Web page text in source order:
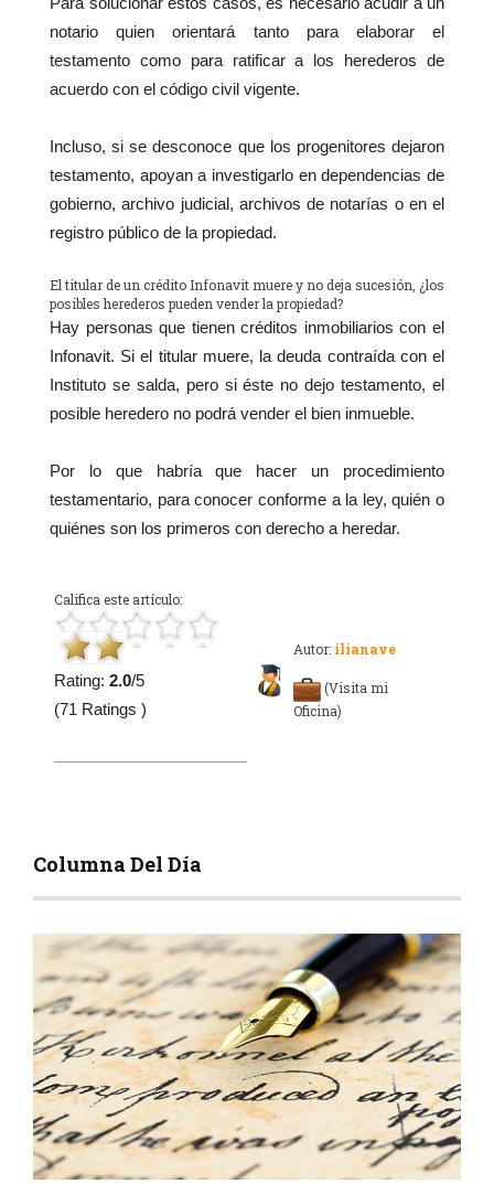
notario quien orientará tanto para elaborar el
testamento como para ratificar a los herederos de
acuerdo con el código civil vigente.
Incluso, si se desconoce que los progenitores dejaron
testamento, apoyan a investigarlo en dependencias de
gobierno, archivo judicial, archivos de notarías o en el
registro público de la propiedad.
El titular de un crédito Infonavit muere y no deja sucesión, ¿los
posibles herederos pueden vender la propiedad?
Hay personas que tienen créditos inmobiliarios con el
Infonavit. Si el titular muere, la deuda contraída con el
Instituto se salda, pero si éste no dejo testamento, el
posible heredero no podrá vender el bien inmueble.
Por lo que habría que hacer un procedimiento
testamentario, para conocer conforme a la ley, quién o
quiénes son los primeros con derecho a heredar.
Califica este artículo:
Rating: 2.0/5
(71 Ratings )
Autor: ilianave
(Visita mi
Oficina)
Columna Del Día